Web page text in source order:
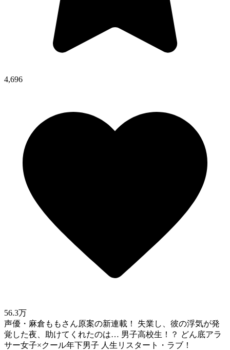
4,696
56.3万
声優・麻倉ももさん原案の新連載！ 失業し、彼の浮気が発
覚した夜、助けてくれたのは… 男子高校生！？ どん底アラ
サー女子×クール年下男子 人生リスタート・ラブ！